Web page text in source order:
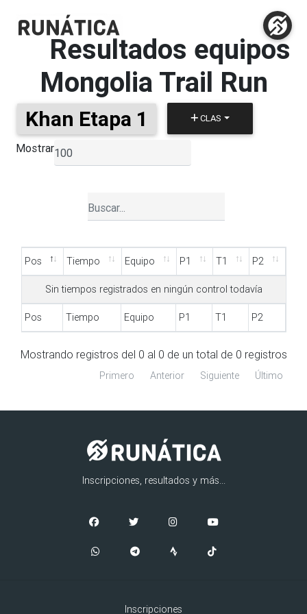
Resultados equipos
Mongolia Trail Run
Khan Etapa 1 CLAS
Mostrar
Pos Tiempo Equipo P1 T1
P2
Equipo P1 T1 P2
Sin tiempos registrados en ningún control todavía
Pos Tiempo Equipo P1 T1 P2
Mostrando registros del 0 al 0 de un total de 0 registros
Primero Anterior Siguiente Último
Inscripciones, resultados y más...
Inscripciones